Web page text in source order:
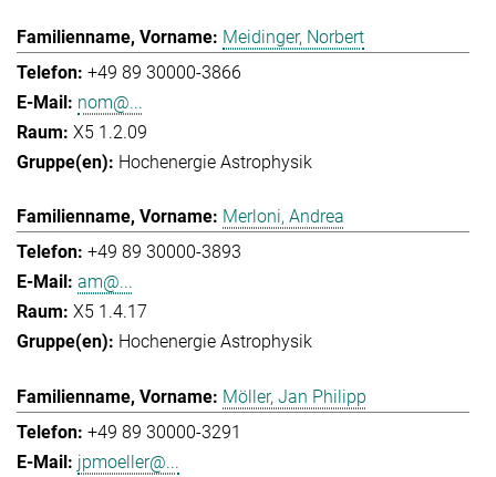
Meidinger, Norbert
+49 89 30000-3866
nom@...
X5 1.2.09
Hochenergie Astrophysik
Merloni, Andrea
+49 89 30000-3893
am@...
X5 1.4.17
Hochenergie Astrophysik
Möller, Jan Philipp
+49 89 30000-3291
jpmoeller@...